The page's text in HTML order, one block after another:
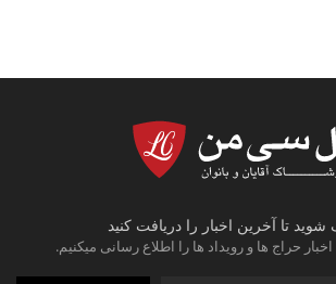
تا آخرین اخبار را دریافت کنید
حراج ها و رویداد ها را اطلاع رسانی میکنیم.